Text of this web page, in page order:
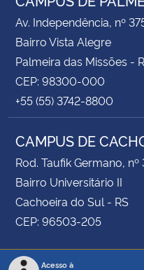
Av. Independência, nº
Bairro Vista Alegre
Palmeira das Missões -
CEP: 98300-000
+55 (55) 3742-8800
CAMPUS DE
Rod. Taufik Germano, nº
Bairro Universitário II
Cachoeira do Sul - RS
CEP: 96503-205
Acesso à